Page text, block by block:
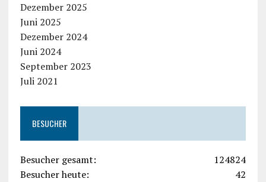
Dezember 2025
Juni 2025
Dezember 2024
Juni 2024
September 2023
Juli 2021
BESUCHER
124824
Besucher gesamt:
42
Besucher heute: